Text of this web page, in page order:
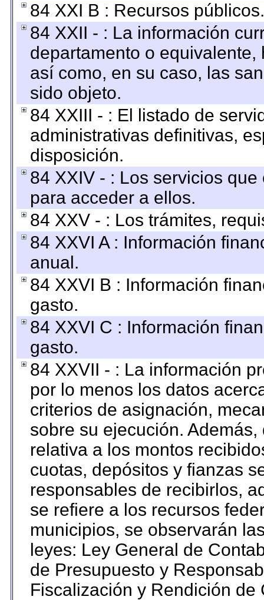
84 XXI B : Recursos públicos.
84 XXII - : La información
departamento o
así como, en su caso, las
sido objeto.
84 XXIII - : El listado de
administrativas definitivas,
disposición.
84 XXIV - : Los servicios
para acceder a ellos.
84 XXV - : Los trámites,
84 XXVI A : Información
anual.
84 XXVI B : Información
gasto.
84 XXVI C : Información
gasto.
84 XXVII - : La información
por lo menos los datos
criterios de asignación,
sobre su ejecución.
relativa a los montos
cuotas, depósitos y fianzas
responsables de recibirlos,
se refiere a los recursos
municipios, se observarán
leyes: Ley General de
de Presupuesto y
Fiscalización y Rendición